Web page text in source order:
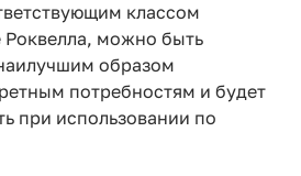
классом
Роквелла, можно быть
образом
потребностям и будет
при использовании по